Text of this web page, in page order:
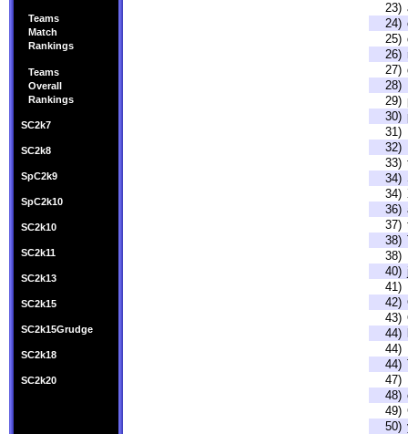
Teams
Match
Rankings
Teams
Overall
Rankings
SC2k7
SC2k8
SpC2k9
SpC2k10
SC2k10
SC2k11
SC2k13
SC2k15
SC2k15Grudge
SC2k18
SC2k20
23)
24)
25)
26)
27)
28)
29)
30)
31)
32)
33)
34)
34)
36)
37)
38)
38)
40)
41)
42)
43)
44)
44)
44)
47)
48)
49)
50)